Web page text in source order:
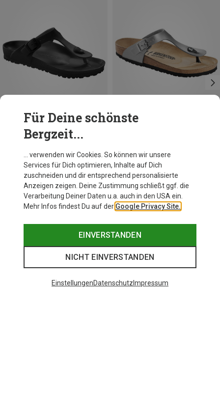
Birkenstock
Gizeh EVA Sandale
Birkenstock
Damen Gizeh BF Sandale
82,20 €
Für Deine schönste
Bergzeit...
… verwenden wir Cookies. So können wir unsere
Services für Dich optimieren, Inhalte auf Dich
zuschneiden und dir entsprechend personalisierte
Anzeigen zeigen. Deine Zustimmung schließt ggf. die
Verarbeitung Deiner Daten u.a. auch in den USA ein.
Mehr Infos findest Du auf der Google Privacy Site.
EINVERSTANDEN
NICHT EINVERSTANDEN
EinstellungenDatenschutz Impressum